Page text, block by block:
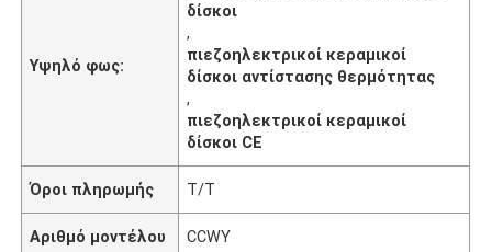
Υψηλό φως:
δίσκοι
,
πιεζοηλεκτρικοί κεραμικοί
δίσκοι αντίστασης θερμότητας
,
πιεζοηλεκτρικοί κεραμικοί
δίσκοι CE
Όροι πληρωμής T/T
Αριθμό μοντέλου CCWY